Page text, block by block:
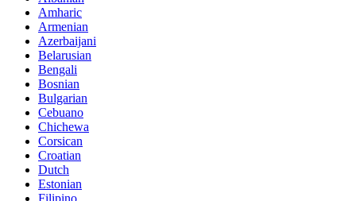
Amharic
Armenian
Azerbaijani
Belarusian
Bengali
Bosnian
Bulgarian
Cebuano
Chichewa
Corsican
Croatian
Dutch
Estonian
Filipino